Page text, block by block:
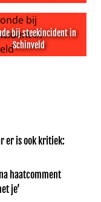
brandweer
weer lijkt
bij steekincident in
Schinveld
er is ook kritiek:
haatcomment
je’